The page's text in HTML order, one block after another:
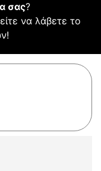
σας?
να λάβετε το